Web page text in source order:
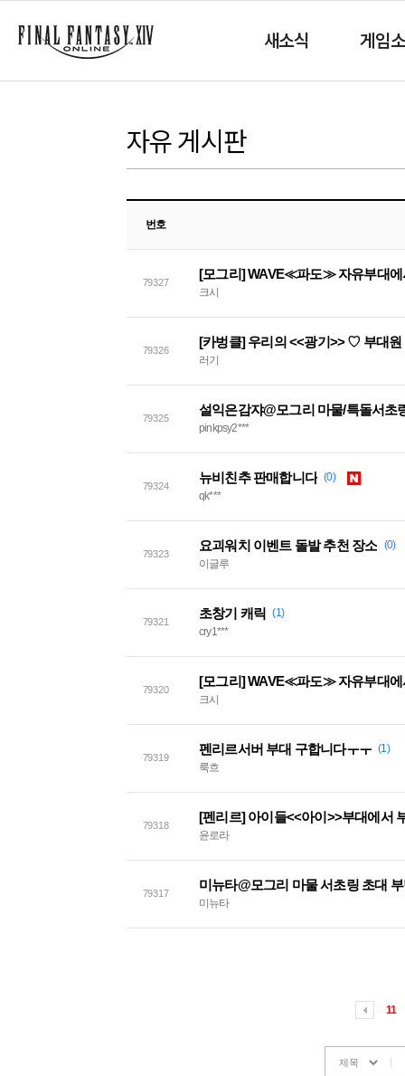
새소식 게임
자유 게시판
번호
79327
[모그리] WAVE≪파도≫ 자유부대에
크시
79326
[카벙클] 우리의 <<광기>> ♡ 부대
러기
79325
설익은감쟈@모그리 마물/특돌서초
pinkpsy2***
79324
뉴비친추 판매합니다 (0)
qk***
79323
요괴워치 이벤트 돌발 추천 장소 (0)
이글루
79321
초창기 캐릭
(1)
cry1***
79320
[모그리] WAVE≪파도≫ 자유부대에
크시
79319
펜리르서버 부대 구합니다ㅜㅜ (1)
룩흐
79318
[펜리르] 아이들<<아이>>부대에서
윤로라
79317
미뉴타@모그리 마물 서초링 초대
미뉴타
11